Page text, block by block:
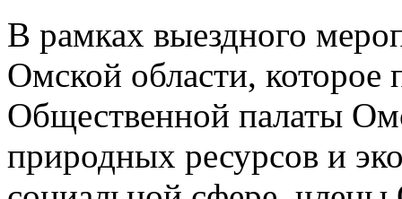
В рамках выездного
Омской области,
Общественной палаты
природных ресурсов и